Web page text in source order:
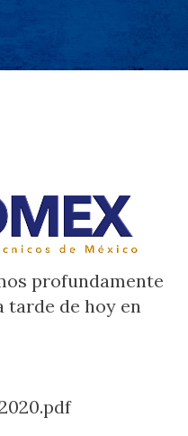
profundamente
tarde de hoy en